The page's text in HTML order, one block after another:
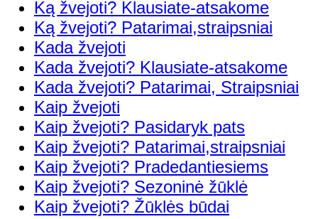
Ką žvejoti? Klausiate-atsakome
Ką žvejoti? Patarimai,straipsniai
Kada žvejoti
Kada žvejoti? Klausiate-atsakome
Kada žvejoti? Patarimai, Straipsniai
Kaip žvejoti
Kaip žvejoti? Pasidaryk pats
Kaip žvejoti? Patarimai,straipsniai
Kaip žvejoti? Pradedantiesiems
Kaip žvejoti? Sezoninė žūklė
Kaip žvejoti? Žūklės būdai